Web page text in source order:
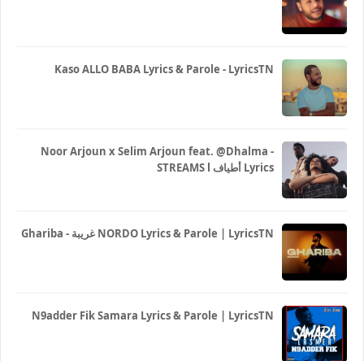
Kaso ALLO BABA Lyrics & Parole - LyricsTN
Noor Arjoun x Selim Arjoun feat. @Dhalma -
STREAMS l أطياف Lyrics
Ghariba - غريبة NORDO Lyrics & Parole | LyricsTN
N9adder Fik Samara Lyrics & Parole | LyricsTN